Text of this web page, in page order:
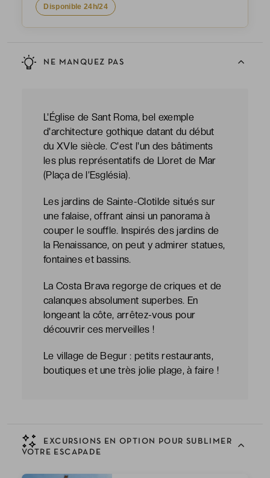
NE MANQUEZ PAS
L'Église de Sant Roma, bel exemple
d'architecture gothique datant du début
du XVIe siècle. C'est l'un des bâtiments
les plus représentatifs de Lloret de Mar
(Plaça de l’Església).
Les jardins de Sainte-Clotilde situés sur
une falaise, offrant ainsi un panorama à
couper le souffle. Inspirés des jardins de
la Renaissance, on peut y admirer statues,
fontaines et bassins.
La Costa Brava regorge de criques et de
calanques absolument superbes. En
longeant la côte, arrêtez-vous pour
découvrir ces merveilles !
Le village de Begur : petits restaurants,
boutiques et une très jolie plage, à faire !
EXCURSIONS EN OPTION POUR SUBLIMER
VOTRE ESCAPADE
Disponible 24h/24